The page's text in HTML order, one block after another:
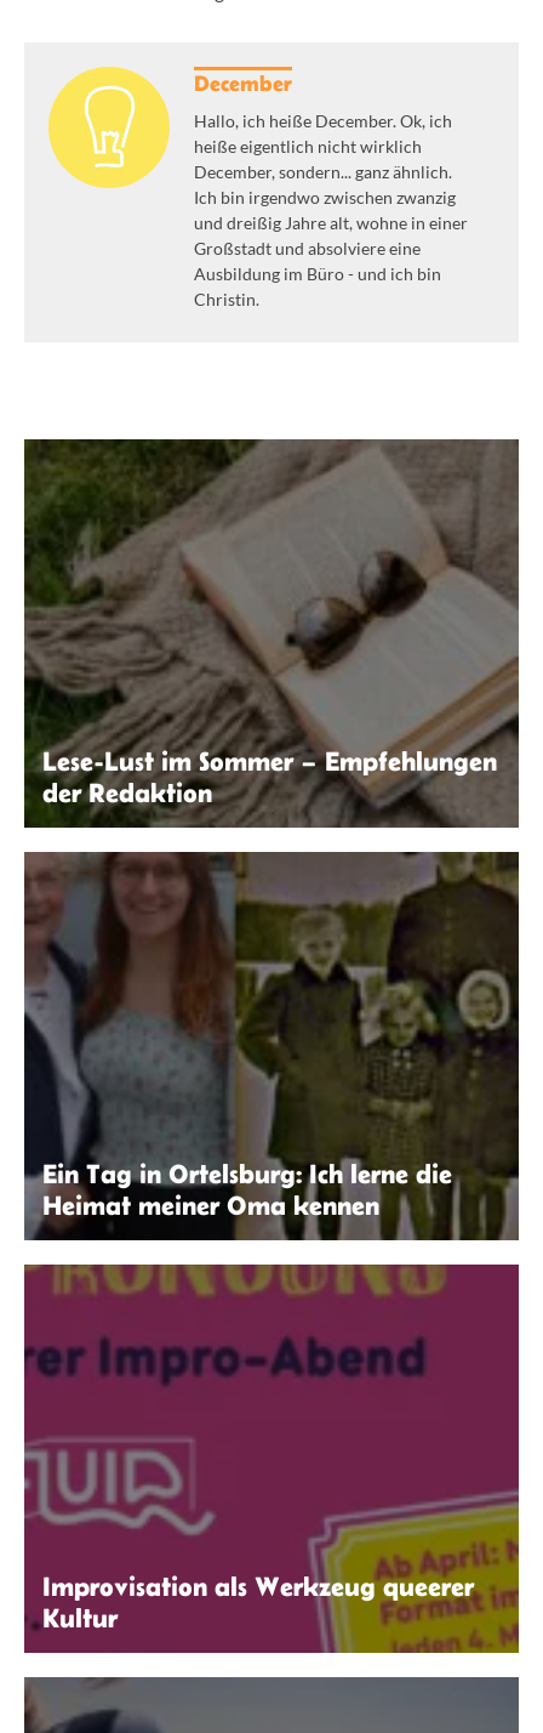
December
Hallo, ich heiße December. Ok, ich
heiße eigentlich nicht wirklich
December, sondern... ganz ähnlich.
Ich bin irgendwo zwischen zwanzig
und dreißig Jahre alt, wohne in einer
Großstadt und absolviere eine
Ausbildung im Büro - und ich bin
Christin.
Lese-Lust im Sommer – Empfehlungen
der Redaktion
Ein Tag in Ortelsburg: Ich lerne die
Heimat meiner Oma kennen
Improvisation als Werkzeug queerer
Kultur